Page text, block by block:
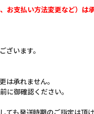
お支払い方法変更など）は
います。
承れません。
御確認ください。
ても発送時期のご指定は頂